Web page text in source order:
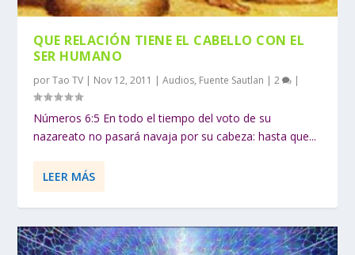
QUE RELACIÓN TIENE EL CABELLO CON EL
SER HUMANO
porTao TV | Nov 12, 2011 |Audios, Fuente Sautlan |2 |
Números 6:5 En todo el tiempo del voto de su
nazareato no pasará navaja por su cabeza: hasta que...
LEER MÁS